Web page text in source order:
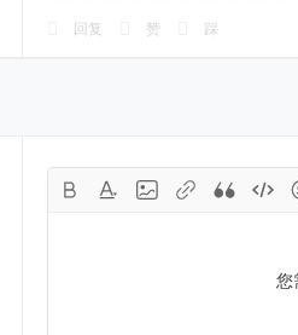
回复 赞 踩
您